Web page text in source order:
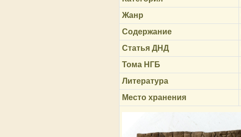
Жанр
Содержание
Статья ДНД
Тома НГБ
Литература
Место хранения